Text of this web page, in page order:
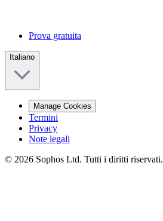
Prova gratuita
Italiano
Manage Cookies
Termini
Privacy
Note legali
© 2026 Sophos Ltd. Tutti i diritti riservati.